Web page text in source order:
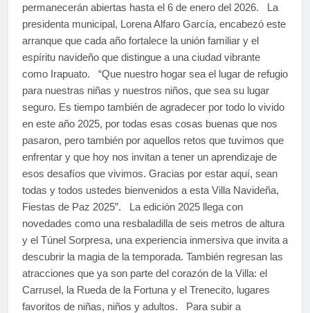
permanecerán abiertas hasta el 6 de enero del 2026. La
presidenta municipal, Lorena Alfaro García, encabezó este
arranque que cada año fortalece la unión familiar y el
espíritu navideño que distingue a una ciudad vibrante
como Irapuato. “Que nuestro hogar sea el lugar de refugio
para nuestras niñas y nuestros niños, que sea su lugar
seguro. Es tiempo también de agradecer por todo lo vivido
en este año 2025, por todas esas cosas buenas que nos
pasaron, pero también por aquellos retos que tuvimos que
enfrentar y que hoy nos invitan a tener un aprendizaje de
esos desafíos que vivimos. Gracias por estar aquí, sean
todas y todos ustedes bienvenidos a esta Villa Navideña,
Fiestas de Paz 2025”. La edición 2025 llega con
novedades como una resbaladilla de seis metros de altura
y el Túnel Sorpresa, una experiencia inmersiva que invita a
descubrir la magia de la temporada. También regresan las
atracciones que ya son parte del corazón de la Villa: el
Carrusel, la Rueda de la Fortuna y el Trenecito, lugares
favoritos de niñas, niños y adultos. Para subir a